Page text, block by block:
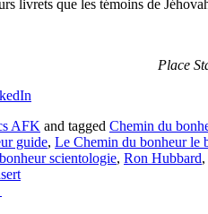
livrets que les témoins de
Place
AFK and tagged Chemin du
guide, Le Chemin du bonheur le
scientologie, Ron Hubbard,